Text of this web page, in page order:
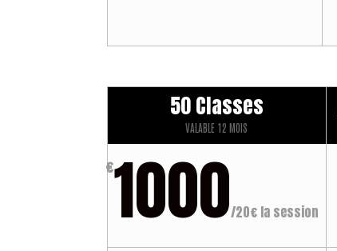
50 Classes
VALABLE 12 MOIS
€1000/20€ la session